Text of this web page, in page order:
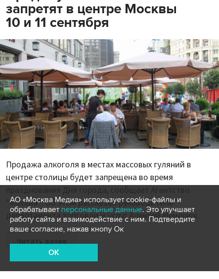
запретят в центре Москвы
10 и 11 сентября
Продажа алкоголя в местах массовых гуляний в
центре столицы будет запрещена во время
"Москва". Об этом рассказал руководитель
департамента торговли и услуг Алексей Немерюк.
Читать далее
АО «Москва Медиа» использует cookie-файлы и
обрабатывает персональные данные. Это улучшает
работу сайта и взаимодействие с ним. Подтвердите
ваше согласие, нажав кнопу Ок
OK